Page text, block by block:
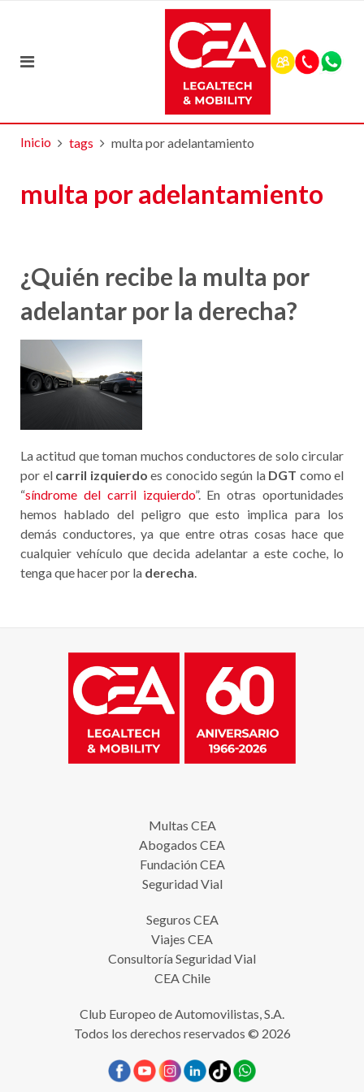
Inicio tags multa por adelantamiento
multa por adelantamiento
¿Quién recibe la multa por
adelantar por la derecha?
La actitud que toman muchos conductores de solo circular
por el carril izquierdo es conocido según la DGT como el
“síndrome del carril izquierdo”. En otras oportunidades
hemos hablado del peligro que esto implica para los
demás conductores, ya que entre otras cosas hace que
cualquier vehículo que decida adelantar a este coche, lo
tenga que hacer por la derecha.
Multas CEA
Abogados CEA
Fundación CEA
Seguridad Vial
Seguros CEA
Viajes CEA
Consultoría Seguridad Vial
CEA Chile
Club Europeo de Automovilistas, S.A.
Todos los derechos reservados © 2026